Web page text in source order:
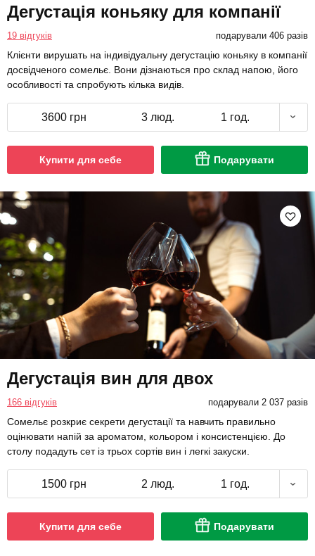
Дегустація коньяку для компанії
19 відгуків подарували 406 разів
Клієнти вирушать на індивідуальну дегустацію коньяку в компанії
досвідченого сомельє. Вони дізнаються про склад напою, його
особливості та спробують кілька видів.
3600 грн 3 люд. 1 год.
Купити для себе Подарувати
Дегустація вин для двох
166 відгуків подарували 2 037 разів
Сомельє розкриє секрети дегустації та навчить правильно
оцінювати напій за ароматом, кольором і консистенцією. До
столу подадуть сет із трьох сортів вин і легкі закуски.
1500 грн 2 люд. 1 год.
Купити для себе Подарувати